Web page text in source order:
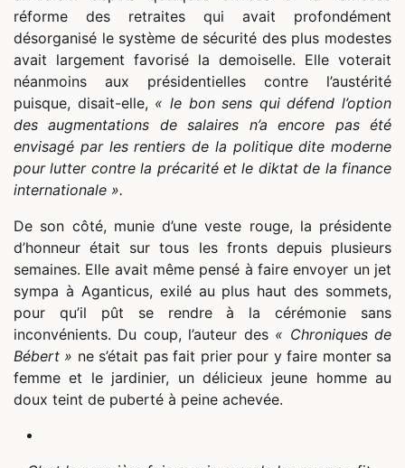
réforme des retraites qui avait profondément
désorganisé le système de sécurité des plus modestes
avait largement favorisé la demoiselle. Elle voterait
néanmoins aux présidentielles contre l’austérité
puisque, disait-elle, « le bon sens qui défend l’option
des augmentations de salaires n’a encore pas été
envisagé par les rentiers de la politique dite moderne
pour lutter contre la précarité et le diktat de la finance
internationale ».
De son côté, munie d’une veste rouge, la présidente
d’honneur était sur tous les fronts depuis plusieurs
semaines. Elle avait même pensé à faire envoyer un jet
sympa à Aganticus, exilé au plus haut des sommets,
pour qu’il pût se rendre à la cérémonie sans
inconvénients. Du coup, l’auteur des « Chroniques de
Bébert » ne s’était pas fait prier pour y faire monter sa
femme et le jardinier, un délicieux jeune homme au
doux teint de puberté à peine achevée.